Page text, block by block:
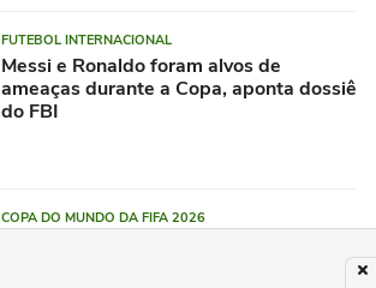
FUTEBOL INTERNACIONAL
Messi e Ronaldo foram alvos de
ameaças durante a Copa, aponta dossiê
do FBI
COPA DO MUNDO DA FIFA 2026
princesa da Espanha durante a Copa do